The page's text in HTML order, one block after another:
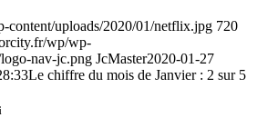
content/uploads/2020/01/netflix.jpg 720
wp/wp-
nav-jc.png JcMaster2020-01-27
Le chiffre du mois de Janvier : 2 sur 5